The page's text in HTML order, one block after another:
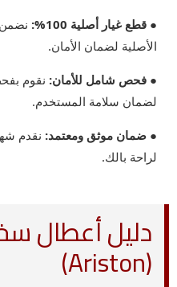
● قطع غيار أصلية 100%:
الأصلية لضمان الأمان.
● فحص شامل للأمان: نقوم
لضمان سلامة المستخدم.
● ضمان موثق ومعتمد: نقدم
لراحة بالك.
دليل أعطال
(Ariston)